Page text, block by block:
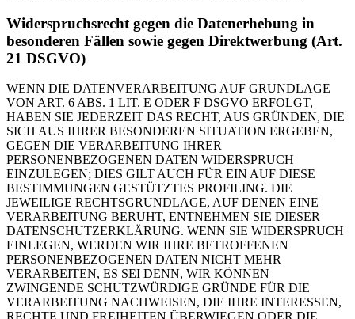
Widerspruchsrecht gegen die Datenerhebung in
besonderen Fällen sowie gegen Direktwerbung (Art.
21 DSGVO)
WENN DIE DATENVERARBEITUNG AUF GRUNDLAGE
VON ART. 6 ABS. 1 LIT. E ODER F DSGVO ERFOLGT,
HABEN SIE JEDERZEIT DAS RECHT, AUS GRÜNDEN, DIE
SICH AUS IHRER BESONDEREN SITUATION ERGEBEN,
GEGEN DIE VERARBEITUNG IHRER
PERSONENBEZOGENEN DATEN WIDERSPRUCH
EINZULEGEN; DIES GILT AUCH FÜR EIN AUF DIESE
BESTIMMUNGEN GESTÜTZTES PROFILING. DIE
JEWEILIGE RECHTSGRUNDLAGE, AUF DENEN EINE
VERARBEITUNG BERUHT, ENTNEHMEN SIE DIESER
DATENSCHUTZERKLÄRUNG. WENN SIE WIDERSPRUCH
EINLEGEN, WERDEN WIR IHRE BETROFFENEN
PERSONENBEZOGENEN DATEN NICHT MEHR
VERARBEITEN, ES SEI DENN, WIR KÖNNEN
ZWINGENDE SCHUTZWÜRDIGE GRÜNDE FÜR DIE
VERARBEITUNG NACHWEISEN, DIE IHRE INTERESSEN,